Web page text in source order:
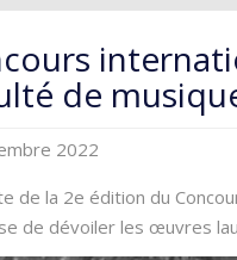
de
2022
de la 2e édition du
de dévoiler les œuvres